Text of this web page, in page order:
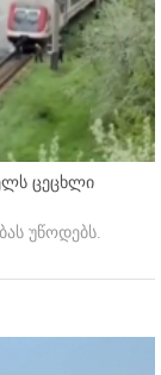
ცეცხლი
უწოდებს.